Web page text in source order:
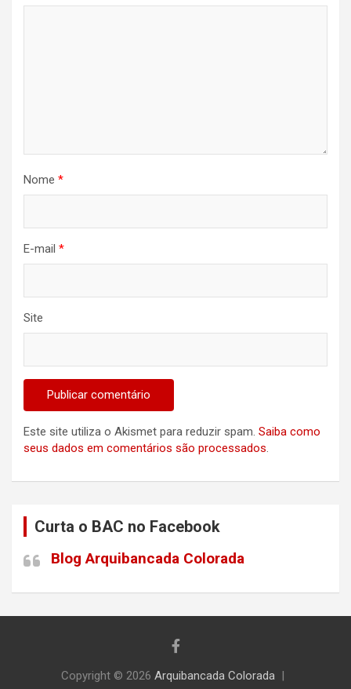
Nome *
E-mail *
Site
Este site utiliza o Akismet para reduzir spam. Saiba como
seus dados em comentários são processados.
Curta o BAC no Facebook
Blog Arquibancada Colorada
Copyright © 2026 Arquibancada Colorada